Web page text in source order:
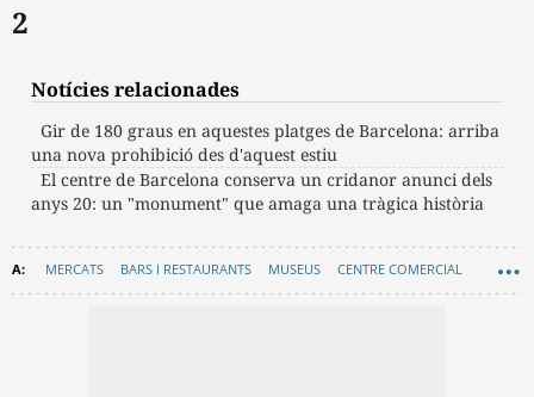
2
Notícies relacionades
Gir de 180 graus en aquestes platges de Barcelona: arriba
una nova prohibició des d'aquest estiu
El centre de Barcelona conserva un cridanor anunci dels
anys 20: un "monument" que amaga una tràgica història
MERCATS BARS I RESTAURANTS MUSEUS CENTRE COMERCIAL